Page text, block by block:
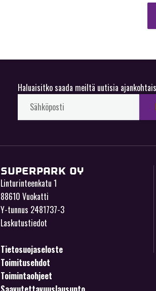
Haluaisitko saada meiltä uutisia
SUPERPARK OY
Linturinteenkatu 1
88610 Vuokatti
Y-tunnus 2481737-3
Laskutustiedot
Tietosuojaseloste
Toimitusehdot
Toimintaohjeet